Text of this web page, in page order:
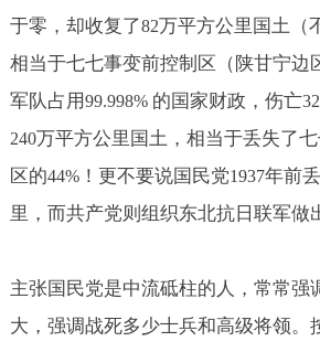
于零，却收复了82万平方公里国土（
相当于七七事变前控制区（陕甘宁边
军队占用99.998% 的国家财政，伤亡
240万平方公里国土，相当于丢失了
区的44%！更不要说国民党1937年前
里，而共产党则组织东北抗日联军做
主张国民党是中流砥柱的人，常常强
大，强调战死多少士兵和高级将领。